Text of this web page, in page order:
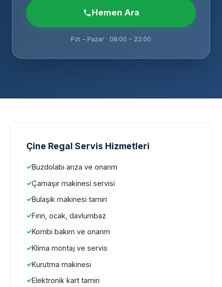
Hemen Ara
Pzt – Pazar · 08:00 – 22:00
Çine Regal Servis Hizmetleri
Buzdolabı arıza ve onarım
Çamaşır makinesi servisi
Bulaşık makinesi tamiri
Fırın, ocak, davlumbaz
Kombi bakım ve onarım
Klima montaj ve servis
Kurutma makinesi
Elektronik kart tamiri